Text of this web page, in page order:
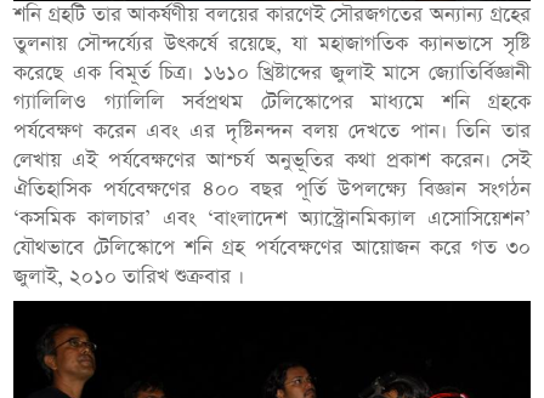
শনি গ্রহটি তার আকর্ষণীয় বলয়ের কারণেই সৌরজগতের অন্যান্য গ্রহের
তুলনায় সৌন্দর্য্যের উৎকর্ষে রয়েছে, যা মহাজাগতিক ক্যানভাসে সৃষ্টি
করেছে এক বিমূর্ত চিত্র। ১৬১০ খ্রিষ্টাব্দের জুলাই মাসে জ্যোতির্বিজ্ঞানী
গ্যালিলিও গ্যালিলি সর্বপ্রথম টেলিস্কোপের মাধ্যমে শনি গ্রহকে
পর্যবেক্ষণ করেন এবং এর দৃষ্টিনন্দন বলয় দেখতে পান। তিনি তার
লেখায় এই পর্যবেক্ষণের আশ্চর্য অনুভূতির কথা প্রকাশ করেন। সেই
ঐতিহাসিক পর্যবেক্ষণের ৪০০ বছর পূর্তি উপলক্ষ্যে বিজ্ঞান সংগঠন
‘কসমিক কালচার’ এবং ‘বাংলাদেশ অ্যাস্ট্রোনমিক্যাল এসোসিয়েশন’
যৌথভাবে টেলিস্কোপে শনি গ্রহ পর্যবেক্ষণের আয়োজন করে গত ৩০
জুলাই, ২০১০ তারিখ শুক্রবার ।